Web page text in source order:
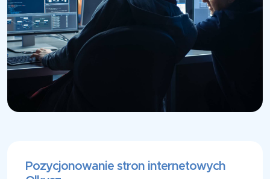
Pozycjonowanie stron internetowych